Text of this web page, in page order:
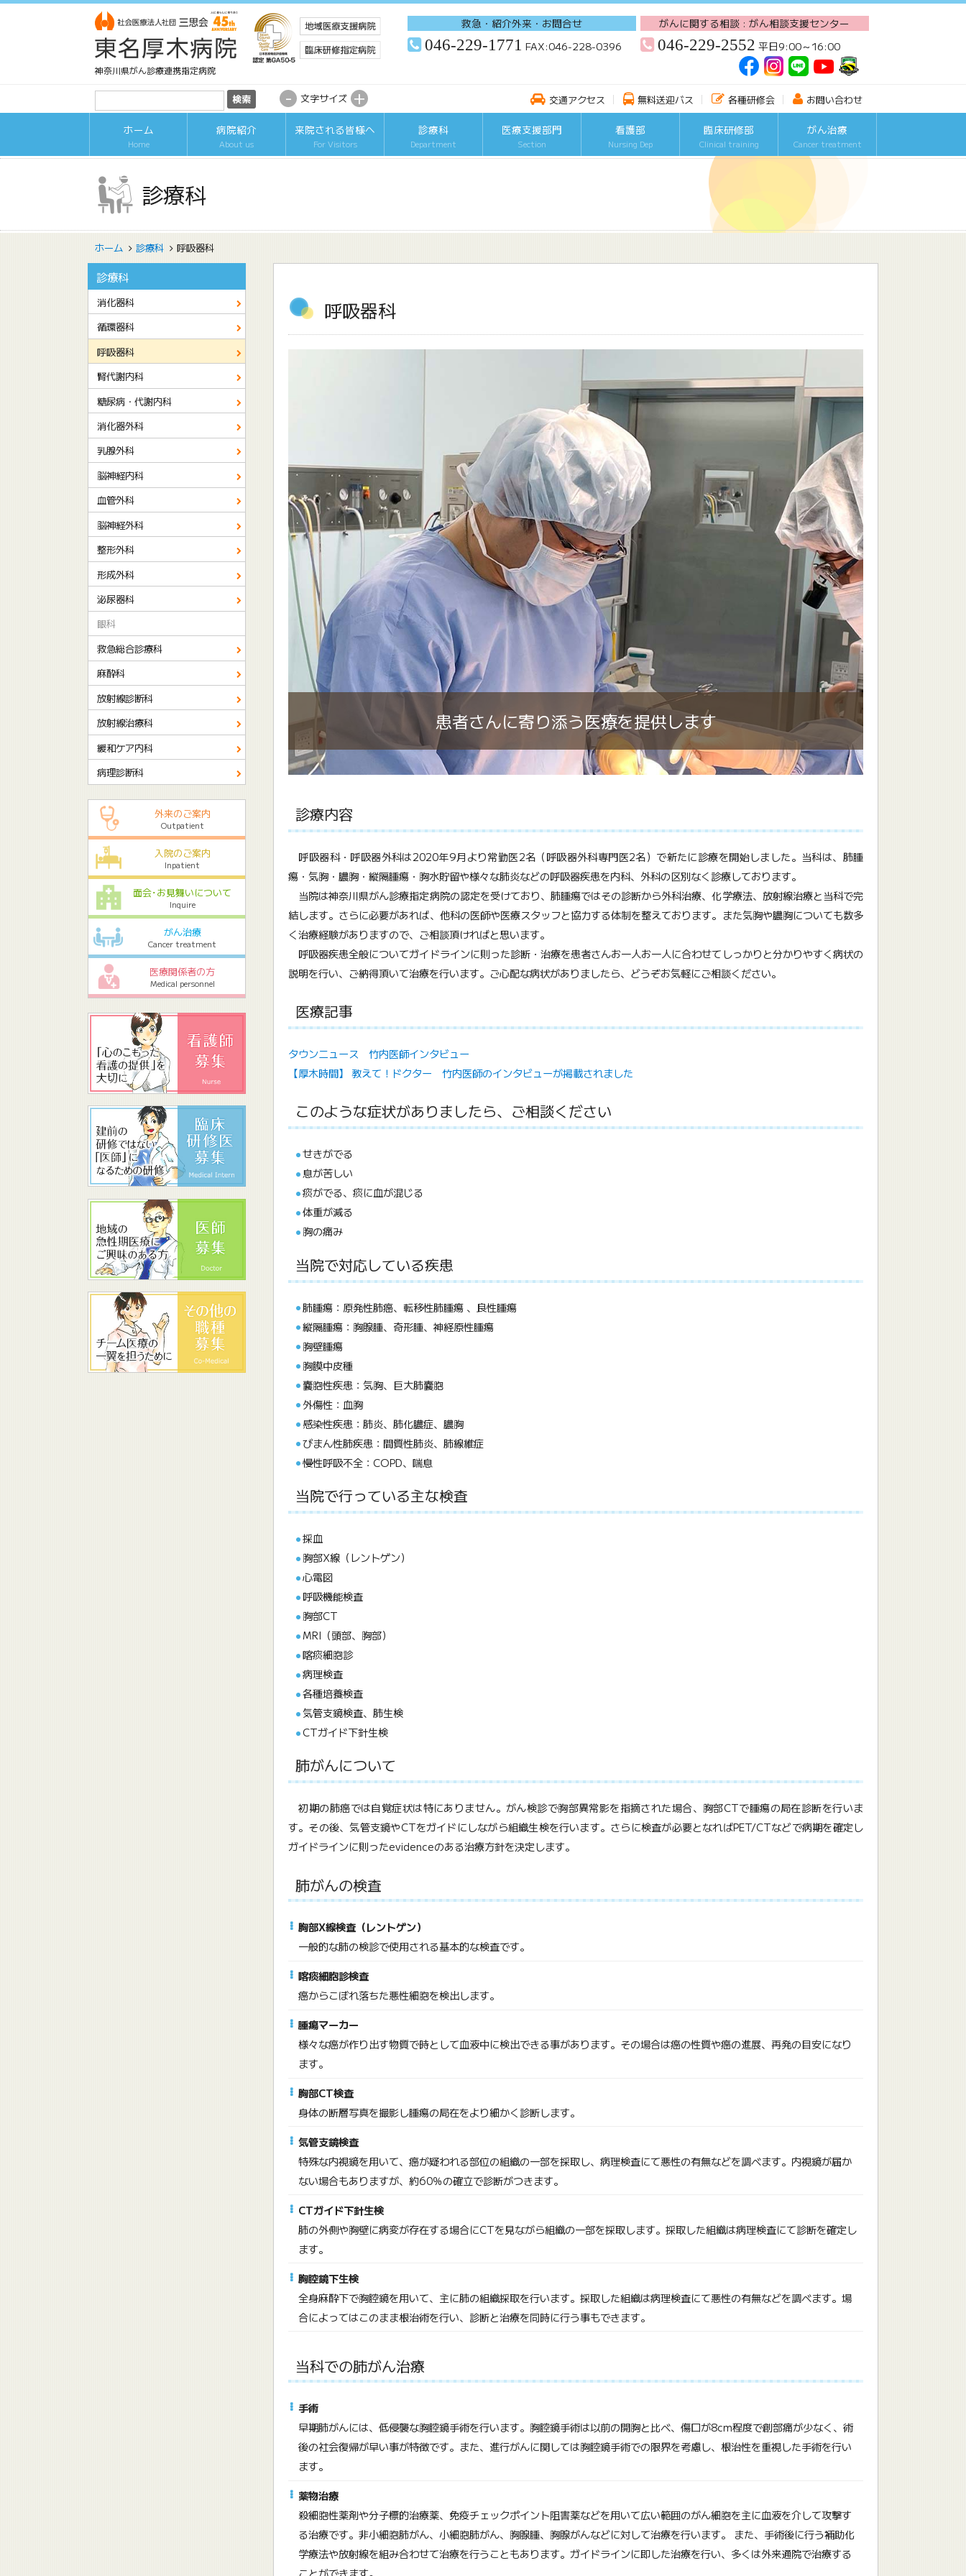
神奈川県がん診療連携指定病院
救急・紹介外来・お問合せ
046-229-1771 FAX:046-228-0396
がんに関する相談 : がん相談支援センター
046-229-2552 平日9:00～16:00
- 文字サイズ + 交通アクセス 無料送迎バス 各種研修会 お問い合わせ
ホーム
Home
病院紹介
About us
来院される皆様へ
For Visitors
診療科
Department
医療支援部門
Section
看護部
Nursing Dep
臨床研修部
Clinical training
がん治療
Cancer treatment
診療科
ホーム 診療科 呼吸器科
呼吸器科
患者さんに寄り添う医療を提供します
診療内容
呼吸器科・呼吸器外科は2020年9月より常勤医2名（呼吸器外科専門医2名）で新たに診療を開始しました。当科は、肺腫
瘍・気胸・膿胸・縦隔腫瘍・胸水貯留や様々な肺炎などの呼吸器疾患を内科、外科の区別なく診療しております。
当院は神奈川県がん診療指定病院の認定を受けており、肺腫瘍ではその診断から外科治療、化学療法、放射線治療と当科で完
結します。さらに必要があれば、他科の医師や医療スタッフと協力する体制を整えております。また気胸や膿胸についても数多
く治療経験がありますので、ご相談頂ければと思います。
呼吸器疾患全般についてガイドラインに則った診断・治療を患者さんお一人お一人に合わせてしっかりと分かりやすく病状の
説明を行い、ご納得頂いて治療を行います。ご心配な病状がありましたら、どうぞお気軽にご相談ください。
医療記事
タウンニュース 竹内医師インタビュー
【厚木時間】 教えて！ドクター 竹内医師のインタビューが掲載されました
このような症状がありましたら、ご相談ください
せきがでる
息が苦しい
痰がでる、痰に血が混じる
体重が減る
胸の痛み
当院で対応している疾患
肺腫瘍：原発性肺癌、転移性肺腫瘍 、良性腫瘍
縦隔腫瘍：胸腺腫、奇形腫、神経原性腫瘍
胸壁腫瘍
胸膜中皮種
嚢胞性疾患：気胸、巨大肺嚢胞
外傷性：血胸
感染性疾患：肺炎、肺化膿症、膿胸
びまん性肺疾患：間質性肺炎、肺線維症
慢性呼吸不全：COPD、喘息
当院で行っている主な検査
採血
胸部X線（レントゲン）
心電図
呼吸機能検査
胸部CT
MRI（頭部、胸部）
喀痰細胞診
病理検査
各種培養検査
気管支鏡検査、肺生検
CTガイド下針生検
肺がんについて
初期の肺癌では自覚症状は特にありません。がん検診で胸部異常影を指摘された場合、胸部CTで腫瘍の局在診断を行いま
す。その後、気管支鏡やCTをガイドにしながら組織生検を行います。さらに検査が必要となればPET/CTなどで病期を確定し
ガイドラインに則ったevidenceのある治療方針を決定します。
肺がんの検査
胸部X線検査（レントゲン）
一般的な肺の検診で使用される基本的な検査です。
喀痰細胞診検査
癌からこぼれ落ちた悪性細胞を検出します。
腫瘍マーカー
様々な癌が作り出す物質で時として血液中に検出できる事があります。その場合は癌の性質や癌の進展、再発の目安になり
ます。
胸部CT検査
身体の断層写真を撮影し腫瘍の局在をより細かく診断します。
気管支鏡検査
特殊な内視鏡を用いて、癌が疑われる部位の組織の一部を採取し、病理検査にて悪性の有無などを調べます。内視鏡が届か
ない場合もありますが、約60％の確立で診断がつきます。
CTガイド下針生検
肺の外側や胸壁に病変が存在する場合にCTを見ながら組織の一部を採取します。採取した組織は病理検査にて診断を確定し
ます。
胸腔鏡下生検
全身麻酔下で胸腔鏡を用いて、主に肺の組織採取を行います。採取した組織は病理検査にて悪性の有無などを調べます。場
合によってはこのまま根治術を行い、診断と治療を同時に行う事もできます。
当科での肺がん治療
手術
早期肺がんには、低侵襲な胸腔鏡手術を行います。胸腔鏡手術は以前の開胸と比べ、傷口が8cm程度で創部痛が少なく、術
後の社会復帰が早い事が特徴です。また、進行がんに関しては胸腔鏡手術での限界を考慮し、根治性を重視した手術を行い
ます。
薬物治療
殺細胞性薬剤や分子標的治療薬、免疫チェックポイント阻害薬などを用いて広い範囲のがん細胞を主に血液を介して攻撃す
る治療です。非小細胞肺がん、小細胞肺がん、胸腺腫、胸腺がんなどに対して治療を行います。 また、手術後に行う補助化
学療法や放射線を組み合わせて治療を行うこともあります。ガイドラインに即した治療を行い、多くは外来通院で治療する
診療科
消化器科
循環器科
呼吸器科
腎代謝内科
糖尿病・代謝内科
消化器外科
乳腺外科
脳神経内科
血管外科
脳神経外科
整形外科
形成外科
泌尿器科
眼科
救急総合診療科
麻酔科
放射線診断科
放射線治療科
緩和ケア内科
病理診断科
外来のご案内
Outpatient
入院のご案内
Inpatient
面会･お見舞いについて
Inquire
がん治療
Cancer treatment
医療関係者の方
Medical personnel